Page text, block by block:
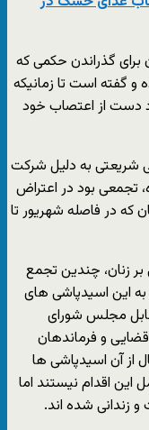
برای گذراندن حکمی که
گفته است تا زمانیکه
دست از اعتصاب خود
شریعتی به دلیل شرکت
تجمعی بود در اعتراض
که در فاصله شهریور تا
زنان، چندین تجمع
این اسیدپاشی های
که تجمع ۳۰ مهر ماه سال ۱۳۹۳ مقابل مجلس شورای
و فرماندهان
از آن اسیدپاشی ها
این اقدام نیستند اما
زندانی شده اند.